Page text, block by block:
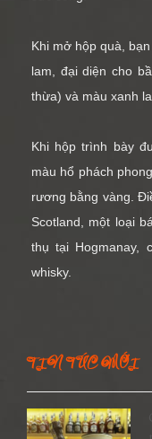
Khi mở hộp quà,
lam, đại diện cho
thừa) và màu xanh
Khi hộp trình bày
màu hổ phách
rương bằng vàng.
Scotland, một loại
thụ tại Hogmanay,
whisky.
TIN TỨC MỚI